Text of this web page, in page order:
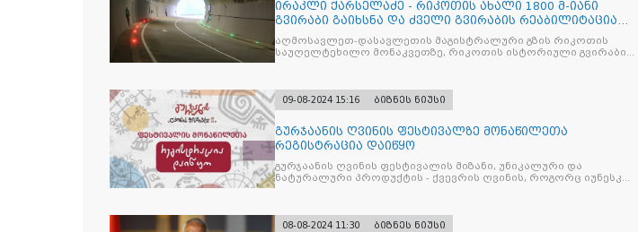
ირაკლი ქარსელაძე - რიკოთის ახალი 1800 მ-იანი
გვირაბი გაიხსნა და ძველი გვირაბის რეაბილიტაცია
იწყება
აღმოსავლეთ-დასავლეთის მაგისტრალური გზის რიკოთის
საუღელტეხილო მონაკვეთზე, რიკოთის ისტორიული გვირაბის
09-08-2024 15:16 ბიზნეს ნიუსი
გურჯაანის ღვინის ფესტივალზე მონაწილეთა
რეგისტრაცია დაიწყო
გურჯაანის ღვინის ფესტივალის მიზანი, უნიკალური და
ნატურალური პროდუქტის - ქვევრის ღვინის, როგორც იუნესკოს
08-08-2024 11:30 ბიზნეს ნიუსი